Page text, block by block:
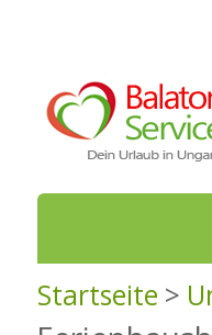
Startseite >